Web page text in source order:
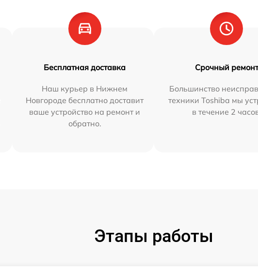
Бесплатная доставка
Наш курьер в Нижнем
Новгороде бесплатно доставит
ваше устройство на ремонт и
обратно.
Срочный ремонт
Большинство
техники Toshiba мы
в течение 2
Этапы работы